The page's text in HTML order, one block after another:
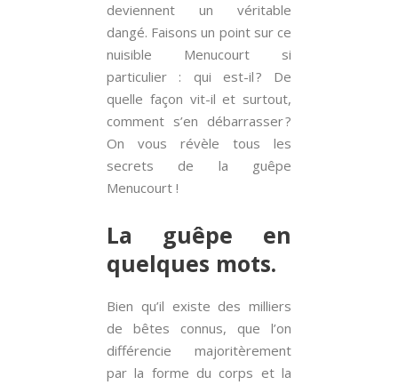
deviennent un véritable
dangé. Faisons un point sur ce
nuisible Menucourt si
particulier : qui est-il ? De
quelle façon vit-il et surtout,
comment s’en débarrasser ?
On vous révèle tous les
secrets de la guêpe
Menucourt !
La guêpe en
quelques mots.
Bien qu’il existe des milliers
de bêtes connus, que l’on
différencie majoritèrement
par la forme du corps et la